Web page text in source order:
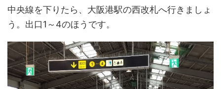
中央線を下りたら、大阪港駅の西改札へ行きましょ
う。出口1～4のほうです。